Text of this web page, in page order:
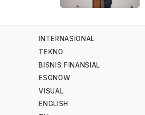
INTERNASIONAL
TEKNO
BISNIS FINANSIAL
ESGNOW
VISUAL
ENGLISH